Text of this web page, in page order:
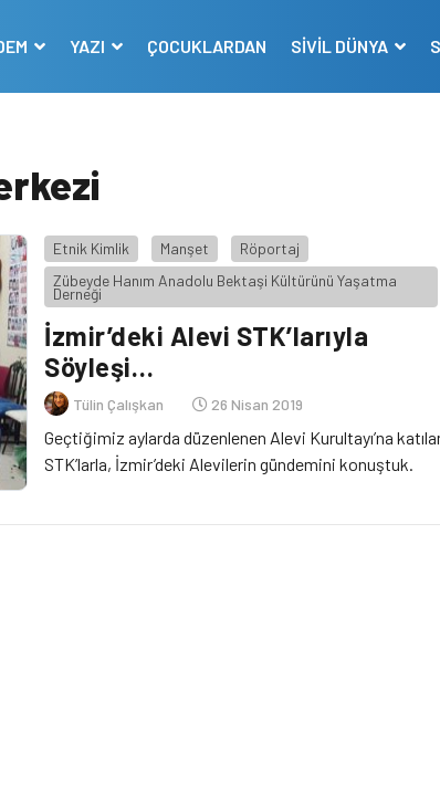
YAZI ÇOCUKLARDAN SİVİL DÜNYA
Etnik Kimlik Manşet
Röportaj
Zübeyde Hanım Anadolu Bektaşi Kültürünü Yaşatma
Derneği
İzmir’deki Alevi STK’larıyla
Söyleşi…
Tülin Çalışkan 26 Nisan 2019
Geçtiğimiz aylarda düzenlenen Alevi Kurultayı’na
STK’larla, İzmir’deki Alevilerin gündemini konuştuk.